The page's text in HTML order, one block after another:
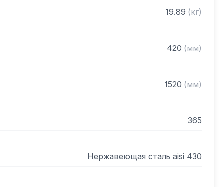
(жироуловителями)
19.89 (кг)
420 (мм)
1520 (мм)
365
Нержавеющая сталь aisi 430